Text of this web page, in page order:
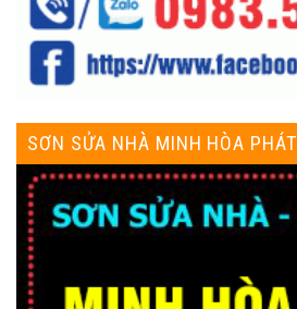
SƠN SỬA NHÀ MINH HÒA PHÁT